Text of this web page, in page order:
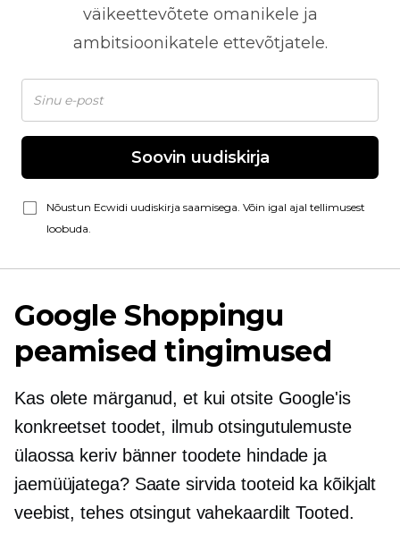
väikeettevõtete omanikele ja
ambitsioonikatele ettevõtjatele.
Soovin uudiskirja
Nõustun Ecwidi uudiskirja saamisega. Võin igal ajal tellimusest
loobuda.
Google Shoppingu
peamised tingimused
Kas olete märganud, et kui otsite Google'is
konkreetset toodet, ilmub otsingutulemuste
ülaossa keriv bänner toodete hindade ja
jaemüüjatega? Saate sirvida tooteid ka kõikjalt
veebist, tehes otsingut vahekaardilt Tooted.